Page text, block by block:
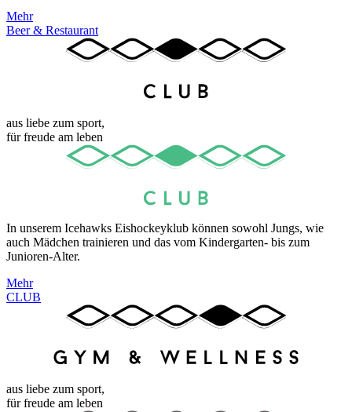
Mehr
Beer & Restaurant
aus liebe zum sport,
für freude am leben
In unserem Icehawks Eishockeyklub können sowohl Jungs, wie
auch Mädchen trainieren und das vom Kindergarten- bis zum
Junioren-Alter.
Mehr
CLUB
aus liebe zum sport,
für freude am leben